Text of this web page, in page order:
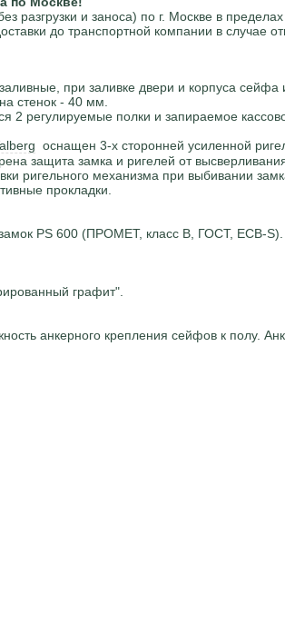
разгрузки и заноса) по г. Москве в
до транспортной компании в случае
при заливке двери и корпуса сейфа
стенок - 40 мм.
2 регулируемые полки и запираемое
оснащен 3-х сторонней усиленной
защита замка и ригелей от
ригельного механизма при выбивании
прокладки.
PS 600 (ПРОМЕТ, класс В, ГОСТ, ECB-S).
графит".
анкерного крепления сейфов к полу.